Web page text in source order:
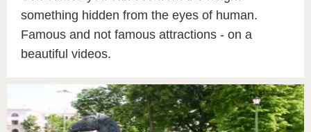
something hidden from the eyes of human.
Famous and not famous attractions - on a
beautiful videos.